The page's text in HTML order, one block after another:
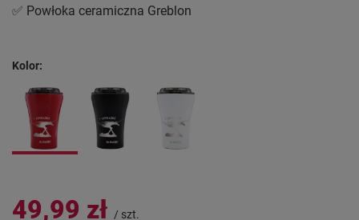
✅ Powłoka ceramiczna Greblon
Kolor
49,99 zł / szt.